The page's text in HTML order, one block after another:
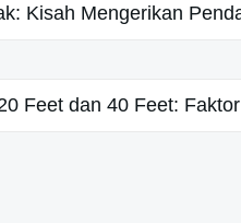
Kisah Mengerikan
Feet dan 40 Feet: